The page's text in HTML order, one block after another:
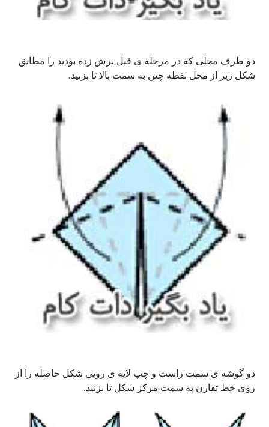
دو طرف محلی که در مرحله ی قبل برش زده بودید را مطابق
شکل زیر از محل نقطه چین به سمت بالا تا بزنید.
دو گوشه ی سمت راست و چپ لایه ی رویی شکل حاصله را از
روی خط تقارن به سمت مرکز شکل تا بزنید.